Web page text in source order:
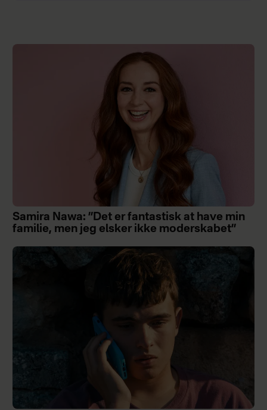
Samira Nawa: ”Det er fantastisk at have min
familie, men jeg elsker ikke moderskabet”